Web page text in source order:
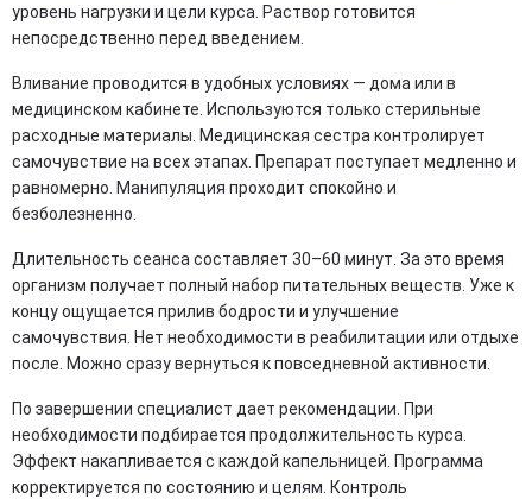
уровень нагрузки и цели курса. Раствор готовится
непосредственно перед введением.
Вливание проводится в удобных условиях — дома или в
медицинском кабинете. Используются только стерильные
расходные материалы. Медицинская сестра контролирует
самочувствие на всех этапах. Препарат поступает медленно и
равномерно. Манипуляция проходит спокойно и
безболезненно.
Длительность сеанса составляет 30–60 минут. За это время
организм получает полный набор питательных веществ. Уже к
концу ощущается прилив бодрости и улучшение
самочувствия. Нет необходимости в реабилитации или отдыхе
после. Можно сразу вернуться к повседневной активности.
По завершении специалист дает рекомендации. При
необходимости подбирается продолжительность курса.
Эффект накапливается с каждой капельницей. Программа
корректируется по состоянию и целям. Контроль